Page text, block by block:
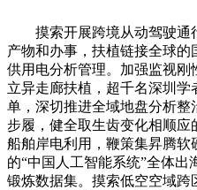
摸索开展跨境从动驾驶通
产物和办事，扶植链接全球
供用电分析管理。加强监视
立异走廊扶植，超千名深圳
单，深切推进全域地盘分析
步履，健全取生齿变化相顺
船舶岸电利用，鞭策集昇腾
的“中国人工智能系统”全体
锻炼数据集。摸索低空空域